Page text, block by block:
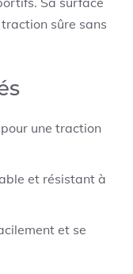
sûre sans
une traction
et résistant à
et se